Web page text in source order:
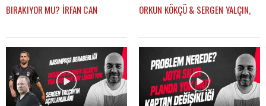
BIRAKIYOR MU? İRFAN CAN
| GÜNDEM BEŞİKTAŞ
ORKUN KÖKÇÜ & SERGEN YALÇIN,
GÜNDEM BEŞİKTAŞ